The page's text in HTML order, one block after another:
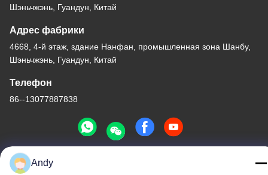
Шэньчжэнь, Гуандун, Китай
Адрес фабрики
4668, 4-й этаж, здание Нанфан, промышленная зона Шанбу,
Шэньчжэнь, Гуандун, Китай
Телефон
86--13077887838
Качество Китая хорошее Беспроводное зарядное устройство
Andy